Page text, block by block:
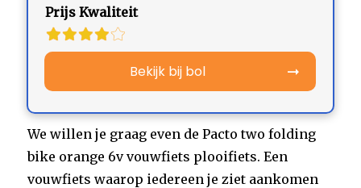
Prijs Kwaliteit
Bekijk bij bol
We willen je graag even de Pacto two folding
bike orange 6v vouwfiets plooifiets. Een
vouwfiets waarop iedereen je ziet aankomen